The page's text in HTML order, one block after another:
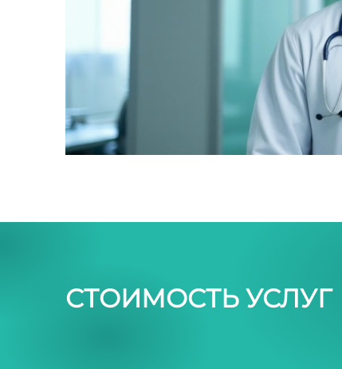
СТОИМОСТЬ УСЛУГ